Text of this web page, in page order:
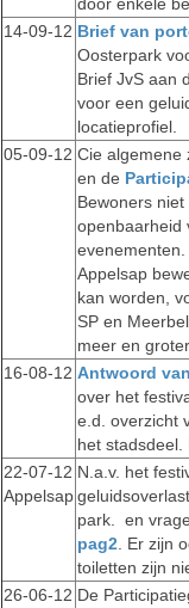
14-09-12 Brief van
Oosterpark
Brief JvS aan
voor een
locatieprofiel.
05-09-12 Cie algemene
en de
Bewoners
openbaarheid
Appelsap
kan worden,
SP en
meer en
16-08-12 Antwoord
over het
e.d. overzicht
het stadsdeel.
22-07-12
Appelsap
N.a.v. het
park. en
pag2 . Er zijn
toiletten zijn
26-06-12 De